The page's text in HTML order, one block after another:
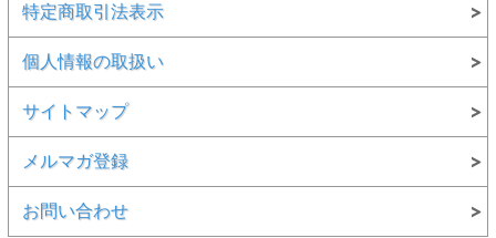
特定商取引法表示
個人情報の取扱い
サイトマップ
メルマガ登録
お問い合わせ